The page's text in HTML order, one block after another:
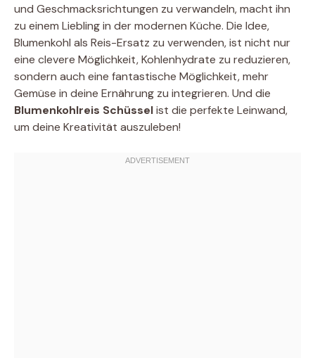
und Geschmacksrichtungen zu verwandeln, macht ihn
zu einem Liebling in der modernen Küche. Die Idee,
Blumenkohl als Reis-Ersatz zu verwenden, ist nicht nur
eine clevere Möglichkeit, Kohlenhydrate zu reduzieren,
sondern auch eine fantastische Möglichkeit, mehr
Gemüse in deine Ernährung zu integrieren. Und die
Blumenkohlreis Schüsselist die perfekte Leinwand,
um deine Kreativität auszuleben!